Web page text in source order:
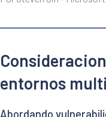
entornos
Abordando